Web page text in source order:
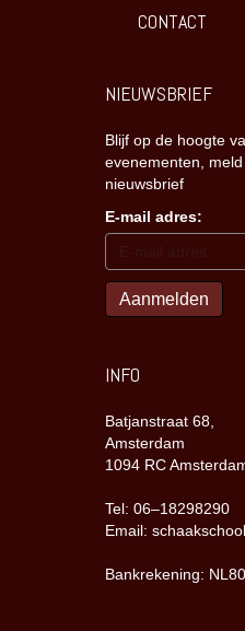
CONTACT
NIEUWSBRIEF
Blijf op de hoogte
evenementen,
nieuwsbrief
E-mail adres:
INFO
Batjanstraat 68,
Amsterdam
1094 RC
Tel: 06–18298290
Email:
Bankrekening: